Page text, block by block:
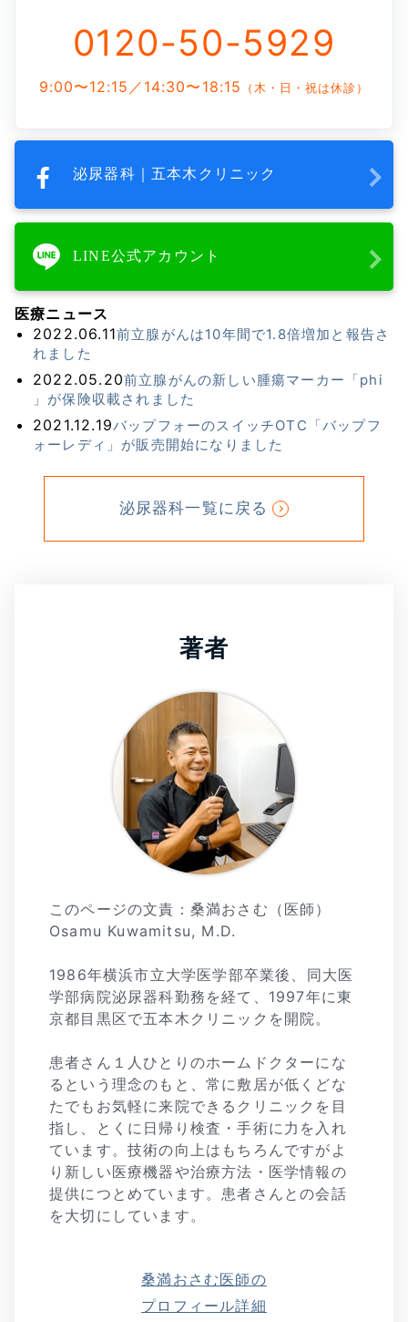
0120-50-5929
9:00〜12:15／14:30〜18:15 （木・日・祝は休診）
泌尿器科｜五本木クリニック
LINE公式アカウント
医療ニュース
2022.06.11前立腺がんは10年間で1.8倍増加と報告さ
れました
2022.05.20前立腺がんの新しい腫瘍マーカー「phi
」が保険収載されました
2021.12.19バップフォーのスイッチOTC「バップフ
ォーレディ」が販売開始になりました
泌尿器科一覧に戻る
著者
このページの文責：桑満おさむ（医師）
Osamu Kuwamitsu, M.D.
1986年横浜市立大学医学部卒業後、同大医
学部病院泌尿器科勤務を経て、1997年に東
京都目黒区で五本木クリニックを開院。
患者さん１人ひとりのホームドクターにな
るという理念のもと、常に敷居が低くどな
たでもお気軽に来院できるクリニックを目
指し、とくに日帰り検査・手術に力を入れ
ています。技術の向上はもちろんですがよ
り新しい医療機器や治療方法・医学情報の
提供につとめています。患者さんとの会話
を大切にしています。
桑満おさむ医師の
プロフィール詳細